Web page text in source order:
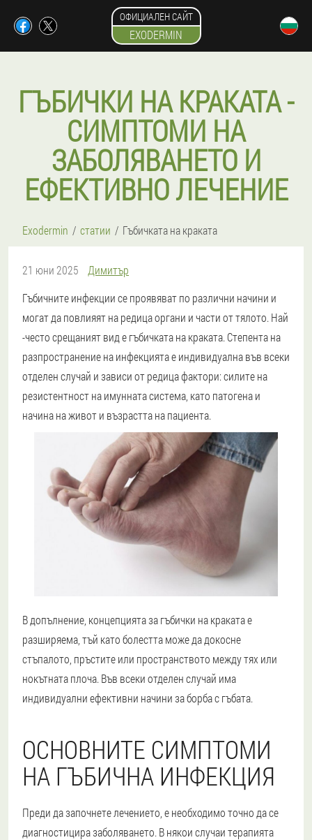
ОФИЦИАЛЕН САЙТ
EXODERMIN
ГЪБИЧКИ НА КРАКАТА -
СИМПТОМИ НА
ЗАБОЛЯВАНЕТО И
ЕФЕКТИВНО ЛЕЧЕНИЕ
Exodermin статии Гъбичката на краката
21 юни 2025
Димитър
Гъбичните инфекции се проявяват по различни начини и
могат да повлияят на редица органи и части от тялото. Най
-често срещаният вид е гъбичката на краката. Степента на
разпространение на инфекцията е индивидуална във всеки
отделен случай и зависи от редица фактори: силите на
резистентност на имунната система, като патогена и
начина на живот и възрастта на пациента.
В допълнение, концепцията за гъбички на краката е
разширяема, тъй като болестта може да докосне
стъпалото, пръстите или пространството между тях или
нокътната плоча. Във всеки отделен случай има
индивидуални ефективни начини за борба с гъбата.
ОСНОВНИТЕ СИМПТОМИ
НА ГЪБИЧНА ИНФЕКЦИЯ
Преди да започнете лечението, е необходимо точно да се
диагностицира заболяването. В някои случаи терапията